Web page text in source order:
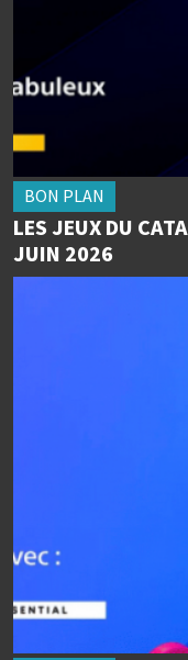
BON PLAN
LES JEUX DU
JUIN 2026